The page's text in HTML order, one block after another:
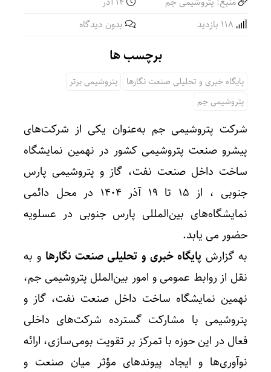
بدون دیدگاه
برچسب ها
پایگاه خبری و تحلیلی صنعت نگارها
پتروشیمی برتر
پتروشیمی جم
شرکت پتروشیمی جم به‌عنوان یکی از شرکت‌های
پیشرو صنعت پتروشیمی کشور در نهمین نمایشگاه
ساخت داخل صنعت نفت، گاز و پتروشیمی پارس
جنوبی ، از ۱۵ تا ۱۹ آذر ۱۴۰۴ در محل دائمی
نمایشگاه‌های بین‌المللی پارس جنوبی در عسلویه
حضور می یابد.
به گزارش پایگاه خبری و تحلیلی صنعت نگارها و به
نقل از روابط عمومی و امور بین‌الملل پتروشیمی جم،
نهمین نمایشگاه ساخت داخل صنعت نفت، گاز و
پتروشیمی با مشارکت گسترده شرکت‌های داخلی
فعال در این حوزه با تمرکز بر تقویت بومی‌سازی، ارائه
نوآوری‌ها و ایجاد پیوندهای مؤثر میان صنعت و